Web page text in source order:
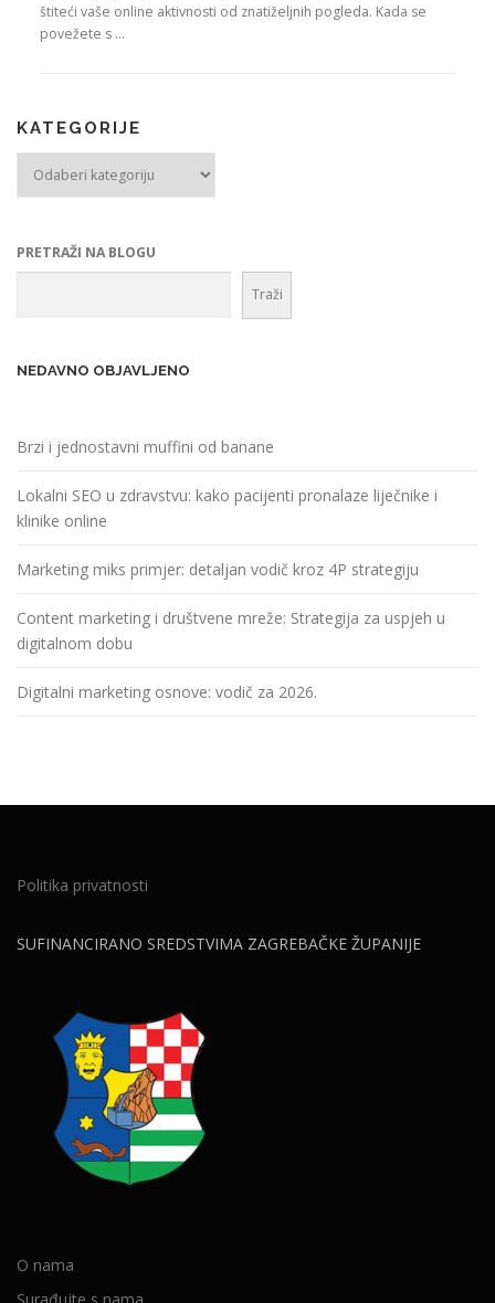
štiteći vaše online aktivnosti od znatiželjnih pogleda. Kada se
povežete s …
KATEGORIJE
PRETRAŽI NA BLOGU
Traži
NEDAVNO OBJAVLJENO
Brzi i jednostavni muffini od banane
Lokalni SEO u zdravstvu: kako pacijenti pronalaze liječnike i
klinike online
Marketing miks primjer: detaljan vodič kroz 4P strategiju
Content marketing i društvene mreže: Strategija za uspjeh u
digitalnom dobu
Digitalni marketing osnove: vodič za 2026.
Politika privatnosti
SUFINANCIRANO SREDSTVIMA ZAGREBAČKE ŽUPANIJE
O nama